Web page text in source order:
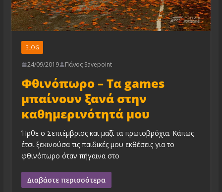
BLOG
24/09/2019 Πάνος Savepoint
Φθινόπωρο – Τα games
μπαίνουν ξανά στην
καθημερινότητά μου
Ήρθε ο Σεπτέμβριος και μαζί τα πρωτοβρόχια. Κάπως
έτσι ξεκινούσα τις παιδικές μου εκθέσεις για το
φθινόπωρο όταν πήγαινα στο
Διαβάστε περισσότερα